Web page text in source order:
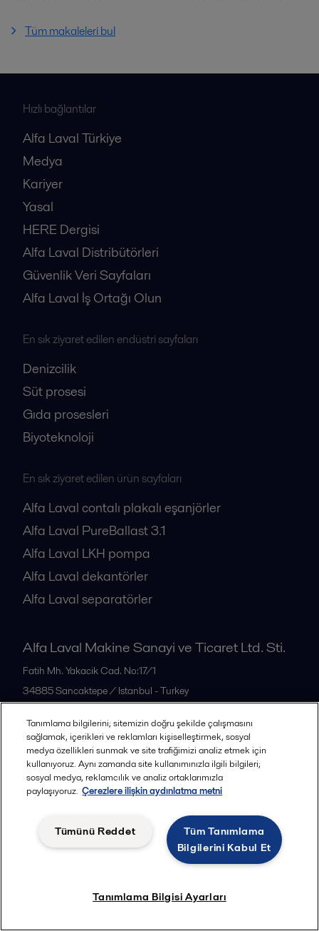
Tüm makaleleri bul
Hızlı bağlantılar
Alfa Laval Türkiye
Medya
Kariyer
Yasal
HERE Dergisi
Alfa Laval Distribütörleri
Güvenlik Veri Sayfaları
Alfa Laval İş Ortağı Olun
En sık ziyaret edilen endüstri sayfaları
Denizcilik
Süt prosesi
Gıda prosesleri
Biyoteknoloji
En sık ziyaret edilen ürün sayfaları
Alfa Laval contalı plakalı eşanjörler
Alfa Laval PureBallast 3.1
Alfa Laval LKH pompa
Alfa Laval dekantörler
Alfa Laval separatörler
Alfa Laval Makine Sanayi ve Ticaret Ltd. Sti.
Fatih Mh. Yakacik Cad. No:17/1
34885Sancaktepe / Istanbul - Turkey
Tel: +90 216 311 79 00
Tüm ofisler
© 2015-2026, ALFA LAVAL
Gizlilik Politikası ve Çerezler Kanuni şartlar
Tanımlama bilgilerini; sitemizin doğru şekilde çalışmasını
sağlamak, içerikleri ve reklamları kişiselleştirmek, sosyal
medya özellikleri sunmak ve site trafiğimizi analiz etmek için
kullanıyoruz. Aynı zamanda site kullanımınızla ilgili bilgileri;
sosyal medya, reklamcılık ve analiz ortaklarımızla
paylaşıyoruz. Çerezlere ilişkin aydınlatma metni
Tüm Tanımlama
Bilgilerini Kabul Et
Tümünü Reddet
Tanımlama Bilgisi Ayarları